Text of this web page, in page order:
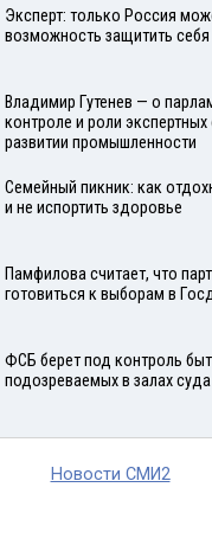
Эксперт: только Россия
возможность защитить себя
Владимир Гутенев — о
контроле и роли экспертных
развитии промышленности
Семейный пикник: как
и не испортить здоровье
Памфилова считает, что
готовиться к выборам в
ФСБ берет под контроль
подозреваемых в залах суда
Новости СМИ2